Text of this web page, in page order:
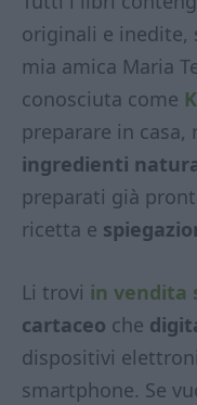
originali e inedite,
mia amica Maria
conosciuta come
preparare in casa,
ingredienti
preparati già
ricetta e
Li trovi in vendita
cartaceo che
dispositivi
smartphone. Se